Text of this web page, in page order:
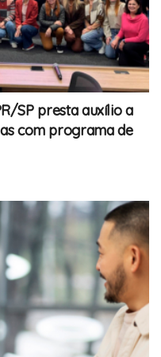
SP presta auxílio a
com programa de